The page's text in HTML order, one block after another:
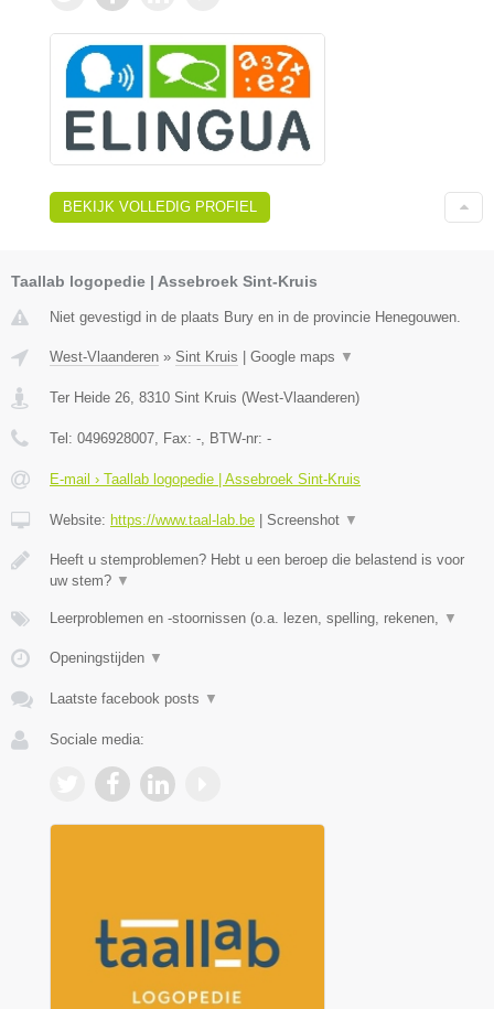
BEKIJK VOLLEDIG PROFIEL
Taallab logopedie | Assebroek Sint-Kruis
Niet gevestigd in de plaats Bury en in de provincie Henegouwen.
West-Vlaanderen » Sint Kruis Google maps ▼
Ter Heide 26, 8310 Sint Kruis (West-Vlaanderen)
Tel: 0496928007, Fax: -, BTW-nr: -
E-mail › Taallab logopedie | Assebroek Sint-Kruis
Website: https://www.taal-lab.be Screenshot ▼
Heeft u stemproblemen? Hebt u een beroep die belastend is voor
uw stem? ▼
Leerproblemen en -stoornissen (o.a. lezen, spelling, rekenen, ▼
Openingstijden ▼
Laatste facebook posts ▼
Sociale media: